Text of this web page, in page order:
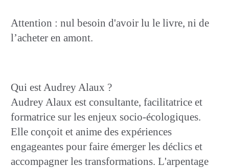
Attention : nul besoin d'avoir lu le livre, ni de
l’acheter en amont.
Qui est Audrey Alaux ?
Audrey Alaux est consultante, facilitatrice et
formatrice sur les enjeux socio-écologiques.
Elle conçoit et anime des expériences
engageantes pour faire émerger les déclics et
accompagner les transformations. L'arpentage